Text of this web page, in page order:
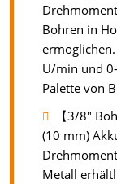
Bohren in
U/min und
Palette von
【3/8"
(10 mm)
Metall